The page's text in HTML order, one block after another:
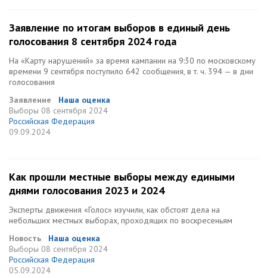
Заявление по итогам выборов в единый день
голосования 8 сентября 2024 года
На «Карту нарушений» за время кампании на 9:30 по московскому
времени 9 сентября поступило 642 сообщения, в т. ч. 394 — в дни
голосования
Заявление
Наша оценка
Выборы 08 сентября 2024
Российская Федерация
09.09.2024
Как прошли местные выборы между едиными
днями голосования 2023 и 2024
Эксперты движения «Голос» изучили, как обстоят дела на
небольших местных выборах, проходящих по воскресеньям
Новость
Наша оценка
Выборы 08 сентября 2024
Российская Федерация
05.09.2024